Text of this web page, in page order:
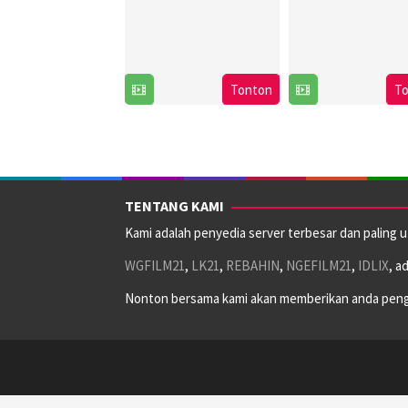
Tonton
TENTANG KAMI
Kami adalah penyedia server terbesar dan
WGFILM21, LK21, REBAHIN, NGEFILM21, IDLIX,
Nonton bersama kami akan memberikan anda